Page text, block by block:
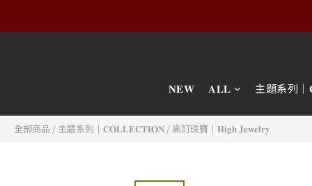
𝐍𝐄𝐖 𝐀𝐋𝐋 主題系列
全部商品 / 主題系列｜𝐂𝐎𝐋𝐋𝐄𝐂𝐓𝐈𝐎𝐍 / 高訂珠寶｜𝐇𝐢𝐠𝐡 𝐉𝐞𝐰𝐞𝐥𝐫𝐲